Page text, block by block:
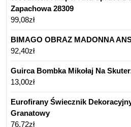
Zapachowa 28309
99,08zł
BIMAGO OBRAZ MADONNA
92,40zł
Guirca Bombka Mikołaj Na
13,00zł
Eurofirany Świecznik
Granatowy
76,72zł